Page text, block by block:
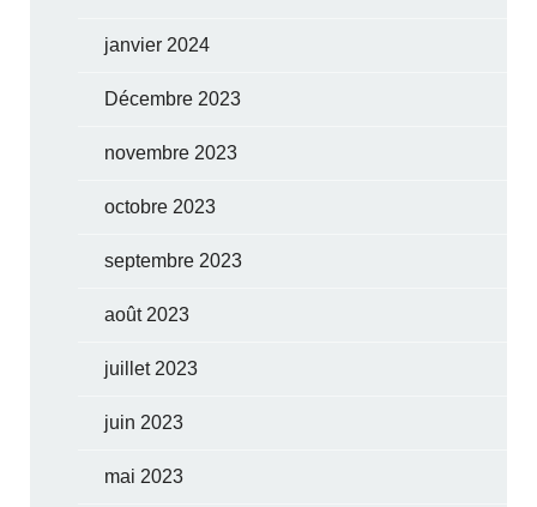
janvier 2024
Décembre 2023
novembre 2023
octobre 2023
septembre 2023
août 2023
juillet 2023
juin 2023
mai 2023